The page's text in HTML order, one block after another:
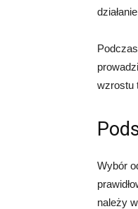
wzrostu
Wybór
należy